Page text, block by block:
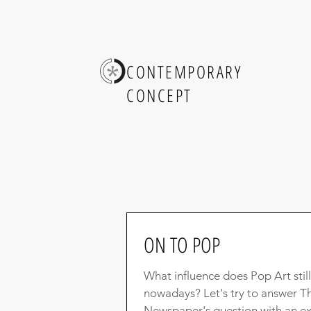
CONTEMPORARY
CONCEPT
ON TO POP
What influence does Pop Art
nowadays? Let's try to answer